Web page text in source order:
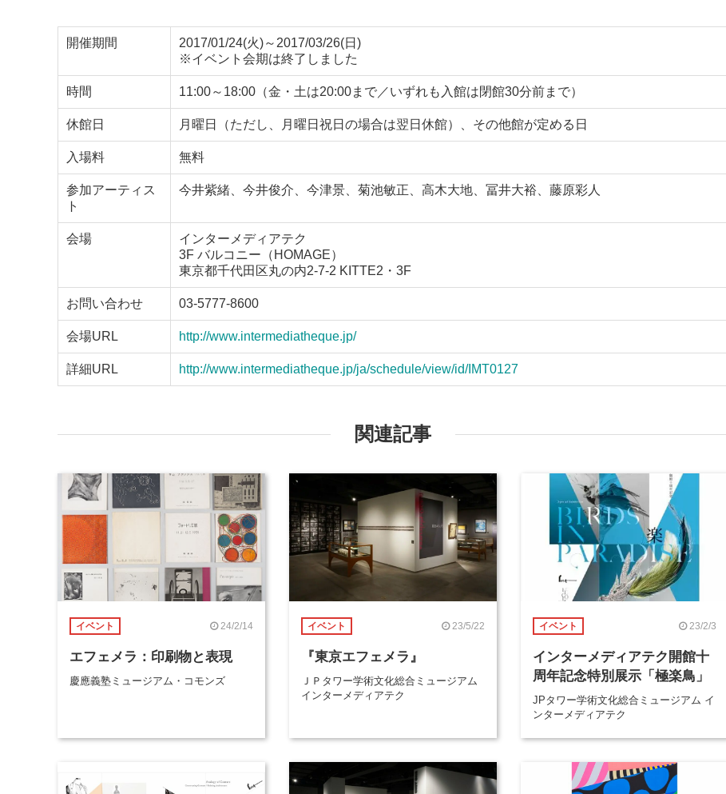
開催期間
2017/01/24(火)～2017/03/26(日)
※イベント会期は終了しました
時間 11:00～18:00（金・土は20:00まで／いずれも入館は閉館30分前まで）
休館日 月曜日（ただし、月曜日祝日の場合は翌日休館）、その他館が定める日
入場料 無料
参加アーティス
ト
今井紫緒、今井俊介、今津景、菊池敏正、高木大地、冨井大裕、藤原彩人
会場
インターメディアテク
3F バルコニー（HOMAGE）
東京都千代田区丸の内2-7-2 KITTE2・3F
お問い合わせ 03-5777-8600
会場URL http://www.intermediatheque.jp/
詳細URL http://www.intermediatheque.jp/ja/schedule/view/id/IMT0127
関連記事
イベント 24/2/14
エフェメラ：印刷物と表現
慶應義塾ミュージアム・コモンズ
イベント 23/5/22
『東京エフェメラ』
ＪＰタワー学術文化総合ミュージアム
インターメディアテク
イベント 23/2/3
インターメディアテク開館十
周年記念特別展示「極楽鳥」
JPタワー学術文化総合ミュージアム イ
ンターメディアテク